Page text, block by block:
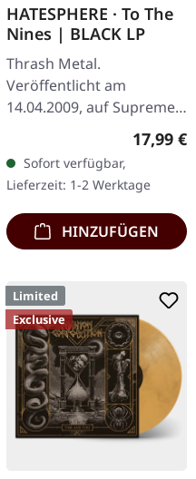
Preis:
HATESPHERE · To The
Nines | BLACK LP
Thrash Metal.
Veröffentlicht am
14.04.2009, auf Supreme
Chaos Records. Das neue,
intensive und kraftvolle
Album der dänischen
Thrash Metal Könige ist…
17,99 €
Sofort verfügbar,
Lieferzeit: 1-2 Werktage
HINZUFÜGEN
Limited
Exclusive